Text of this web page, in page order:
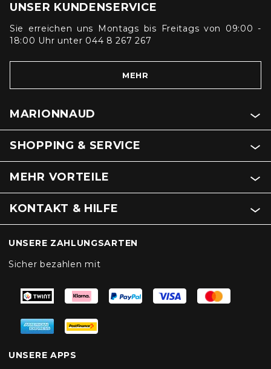
UNSER KUNDENSERVICE
Sie erreichen uns Montags bis Freitags von 09:00 -
18:00 Uhr unter 044 8 267 267
MEHR
MARIONNAUD
SHOPPING & SERVICE
MEHR VORTEILE
KONTAKT & HILFE
UNSERE ZAHLUNGSARTEN
Sicher bezahlen mit
UNSERE APPS